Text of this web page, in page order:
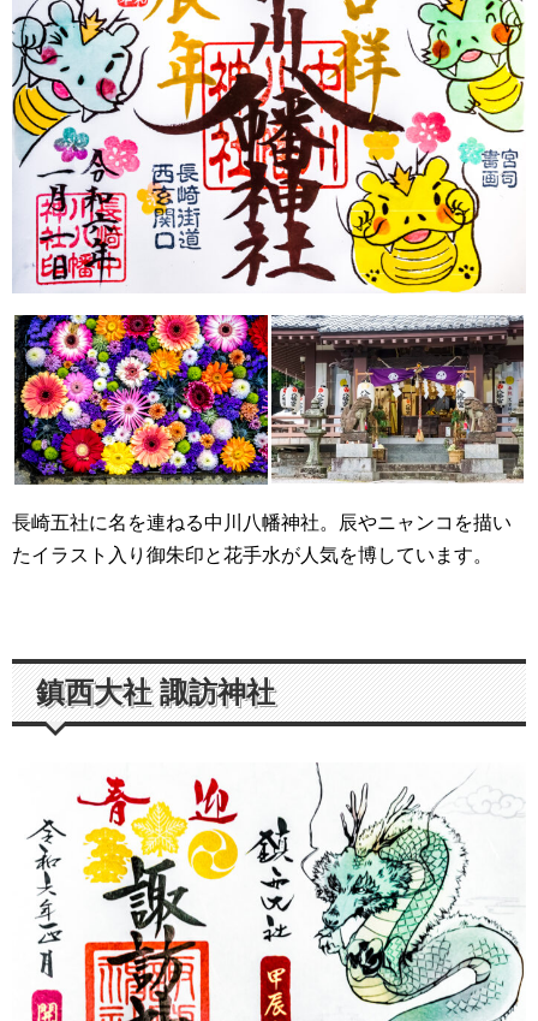
長崎五社に名を連ねる中川八幡神社。辰やニャンコを描い
たイラスト入り御朱印と花手水が人気を博しています。
鎮西大社 諏訪神社